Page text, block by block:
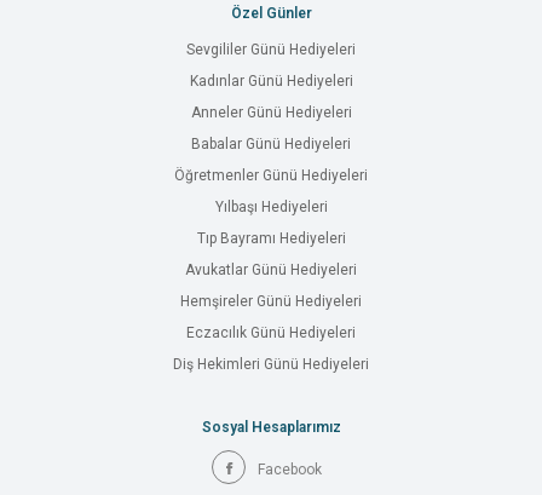
Özel Günler
Sevgililer Günü Hediyeleri
Kadınlar Günü Hediyeleri
Anneler Günü Hediyeleri
Babalar Günü Hediyeleri
Öğretmenler Günü Hediyeleri
Yılbaşı Hediyeleri
Tıp Bayramı Hediyeleri
Avukatlar Günü Hediyeleri
Hemşireler Günü Hediyeleri
Eczacılık Günü Hediyeleri
Diş Hekimleri Günü Hediyeleri
Sosyal Hesaplarımız
Facebook